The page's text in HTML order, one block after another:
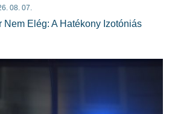
08. 07.
Nem Elég: A Hatékony Izotóniás